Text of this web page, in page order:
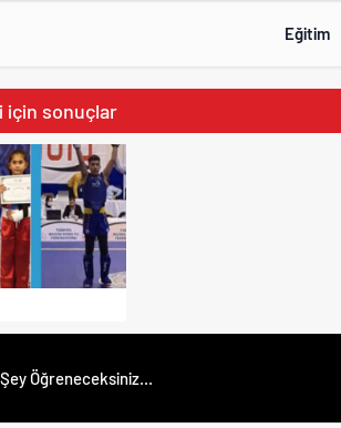
Eğitim
için sonuçlar
Öğreneceksiniz...